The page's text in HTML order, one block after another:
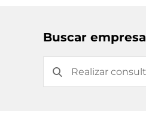
Buscar empresa